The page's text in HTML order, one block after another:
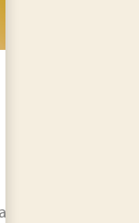
à une...
à la source
sur le